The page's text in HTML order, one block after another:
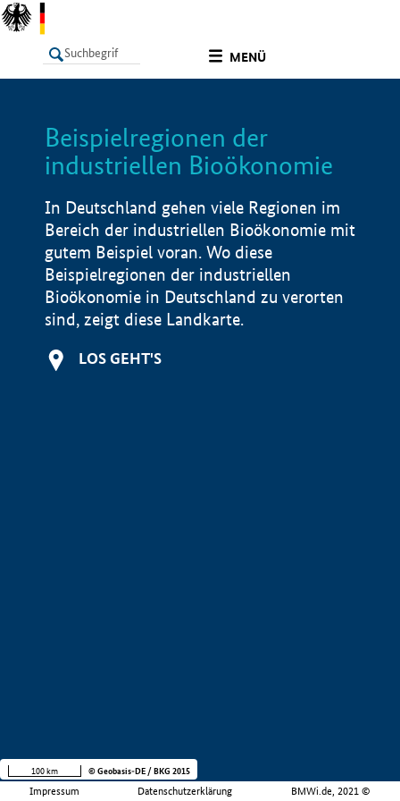
MENÜ
LISTE
Beispielregionen der
industriellen Bioökonomie
In Deutschland gehen viele Regionen im
Bereich der industriellen Bioökonomie mit
gutem Beispiel voran. Wo diese
Beispielregionen der industriellen
Bioökonomie in Deutschland zu verorten
sind, zeigt diese Landkarte.
LOS GEHT'S
Impressum Datenschutzerklärung BMWi.de, 2021 ©
100 km © Geobasis-DE / BKG 2015